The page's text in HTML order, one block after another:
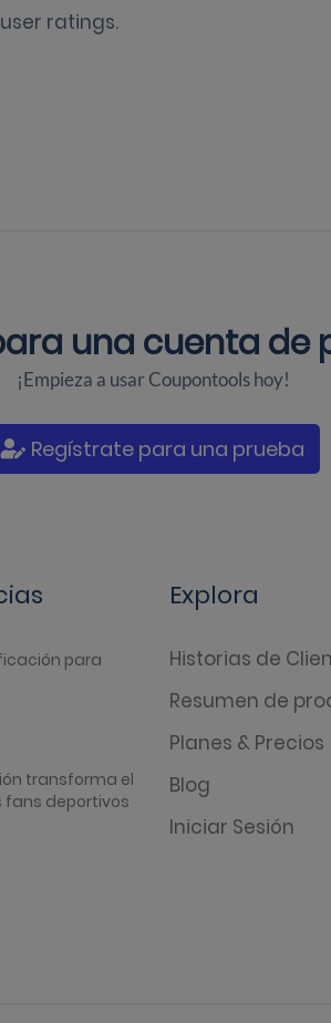
user ratings.
una cuenta de
¡Empieza a usar Coupontools hoy!
Regístrate para una prueba
para
transforma el
deportivos
Explora
Historias de
Resumen de
Planes & Precios
Blog
Iniciar Sesión